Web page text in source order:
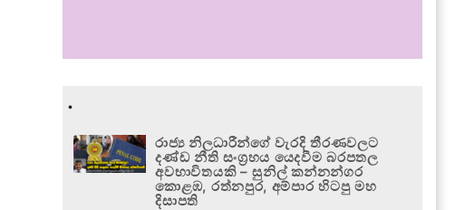
.
රාජ්‍ය නිලධාරීන්ගේ වැරදි තීරණවලට
දණ්ඩ නීති සංග්‍රහය යෙදවීම බරපතල
අවභාවිතයකි – සුනිල් කන්නන්ගර
කොළඹ, රත්නපුර, අම්පාර හිටපු මහ
දිසාපති